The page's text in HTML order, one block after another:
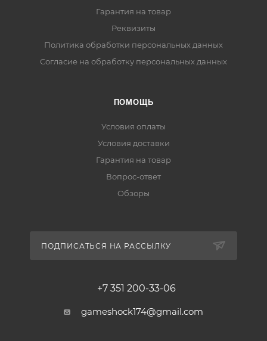
Гарантия на товар
Реквизиты
Политика обработки персональных данных
Согласие на обработку персональных данных
ПОМОЩЬ
Условия оплаты
Условия доставки
Гарантия на товар
Вопрос-ответ
Обзоры
ПОДПИСАТЬСЯ НА РАССЫЛКУ
+7 351 200-33-06
gameshock174@gmail.com